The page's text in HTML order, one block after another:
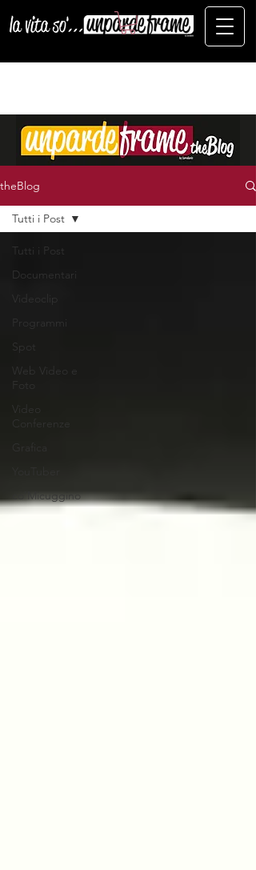
theBlog
Tutti i Post
Documentari
Videoclip
Spot
Web Video e
Video
Conferenze
co'Micuggino
Tutti i Post